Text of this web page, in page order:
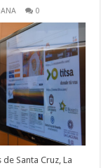
0
Santa Cruz, La